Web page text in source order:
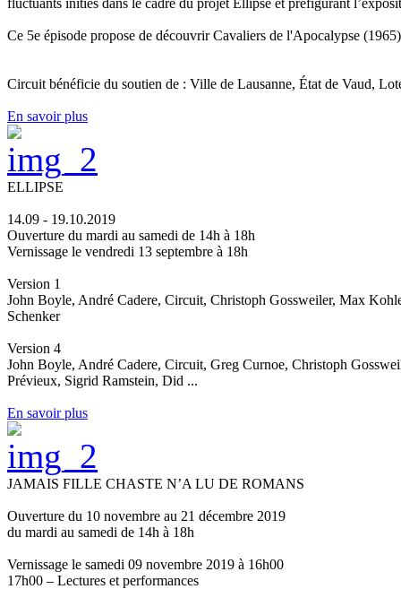
fluctuants initiés dans le cadre du projet Ellipse et préfigurant
Ce 5e épisode propose de découvrir Cavaliers de l'Apocalypse
Circuit bénéficie du soutien de : Ville de Lausanne, État de Vaud,
En savoir plus
ELLIPSE
14.09 - 19.10.2019
Ouverture du mardi au samedi de 14h à 18h
Vernissage le vendredi 13 septembre à 18h
Version 1
John Boyle, André Cadere, Circuit, Christoph Gossweiler, Max
Schenker
Version 4
John Boyle, André Cadere, Circuit, Greg Curnoe, Christoph
Prévieux, Sigrid Ramstein, Did ...
En savoir plus
JAMAIS FILLE CHASTE N’A LU DE ROMANS
Ouverture du 10 novembre au 21 décembre 2019
du mardi au samedi de 14h à 18h
Vernissage le samedi 09 novembre 2019 à 16h00
17h00 – Lectures et performances